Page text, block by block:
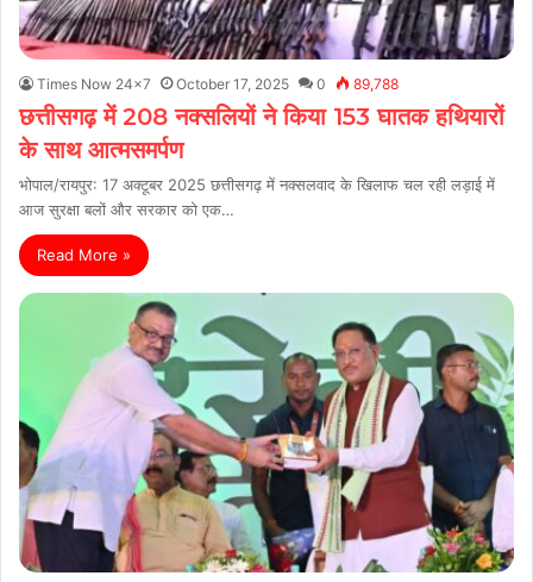
Times Now 24x7 October 17, 2025 0 89,788
छत्तीसगढ़ में 208 नक्सलियों ने किया 153 घातक हथियारों
के साथ आत्मसमर्पण
भोपाल/रायपुर: 17 अक्टूबर 2025 छत्तीसगढ़ में नक्सलवाद के खिलाफ चल रही लड़ाई में
आज सुरक्षा बलों और सरकार को एक…
Read More »